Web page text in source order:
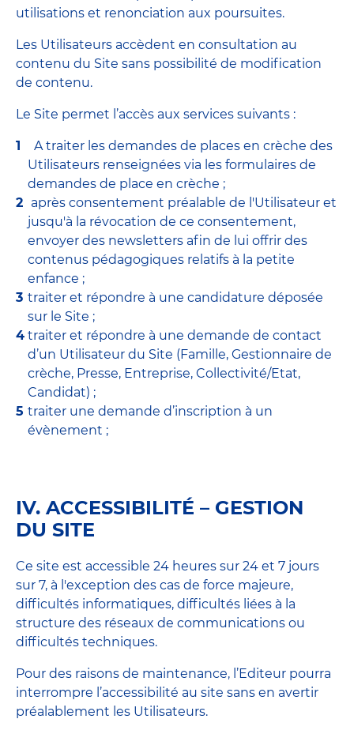
utilisations et renonciation aux poursuites.
Les Utilisateurs accèdent en consultation au
contenu du Site sans possibilité de modification
de contenu.
Le Site permet l’accès aux services suivants :
A traiter les demandes de places en crèche des
Utilisateurs renseignées via les formulaires de
demandes de place en crèche ;
après consentement préalable de l'Utilisateur et
jusqu'à la révocation de ce consentement,
envoyer des newsletters afin de lui offrir des
contenus pédagogiques relatifs à la petite
enfance ;
traiter et répondre à une candidature déposée
sur le Site ;
traiter et répondre à une demande de contact
d’un Utilisateur du Site (Famille, Gestionnaire de
crèche, Presse, Entreprise, Collectivité/Etat,
Candidat) ;
traiter une demande d’inscription à un
évènement ;
IV. ACCESSIBILITÉ – GESTION
DU SITE
Ce site est accessible 24 heures sur 24 et 7 jours
sur 7, à l'exception des cas de force majeure,
difficultés informatiques, difficultés liées à la
structure des réseaux de communications ou
difficultés techniques.
Pour des raisons de maintenance, l’Editeur pourra
interrompre l’accessibilité au site sans en avertir
préalablement les Utilisateurs.